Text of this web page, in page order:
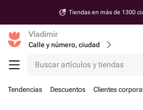
Tiendas en más de 1300
Vladímir
Calle y número, ciudad
Buscar artículos y tiendas
Tendencias Descuentos Clientes